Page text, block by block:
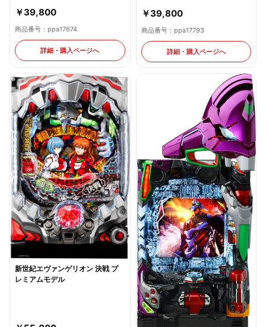
￥39,800
商品番号：ppa17674
詳細・購入ページへ
￥39,800
商品番号：ppa17793
詳細・購入ページへ
新世紀エヴァンゲリオン 決戦 プ
レミアムモデル